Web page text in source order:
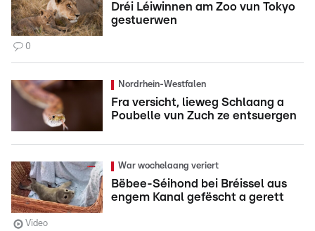
Dréi Léiwinnen am Zoo vun Tokyo
gestuerwen
0
Nordrhein-Westfalen
Fra versicht, lieweg Schlaang a
Poubelle vun Zuch ze entsuergen
War wochelaang veriert
Bëbee-Séihond bei Bréissel aus
engem Kanal gefëscht a gerett
Video